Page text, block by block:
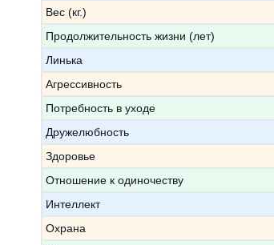
Вес (кг.)
Продолжительность жизни (лет)
Линька
Агрессивность
Потребность в уходе
Дружелюбность
Здоровье
Отношение к одиночеству
Интеллект
Охрана